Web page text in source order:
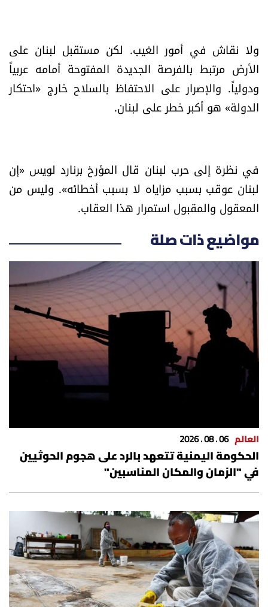
ولا نقاش في أمور الغيب. لكن مستقبل لبنان على
الأرض مرتبط بالفرصة الجديدة المفتوحة أمامه عربياً
ودولياً. والإصرار على الاحتفاظ بالسلاح خارج «احتكار
الدولة» هو أكبر خطر على لبنان.
في نظرة إلى حرب لبنان قال المؤرخ برنارد لويس «إن
لبنان عوقب بسبب مزاياه لا بسبب أخطائه». وليس من
المعقول والمقبول استمرار هذا العقاب.
مواضيع ذات صلة
العالم 06 . 08 . 2026
الحكومة اليمنية تتعهد بالرد على هجوم الحوثيين
في "الزمان والمكان المناسبين"